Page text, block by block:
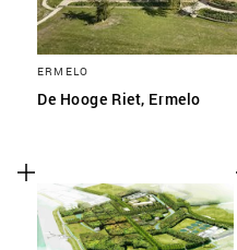
ERMELO
De Hooge Riet, Ermelo